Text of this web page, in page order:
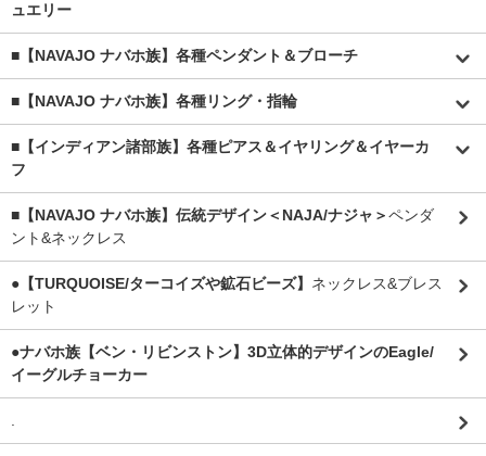
ュエリー
■【NAVAJO ナバホ族】各種ペンダント＆ブローチ
■【NAVAJO ナバホ族】各種リング・指輪
■【インディアン諸部族】各種ピアス＆イヤリング＆イヤーカ
フ
■【NAVAJO ナバホ族】伝統デザイン＜NAJA/ナジャ＞ペンダ
ント&ネックレス
●【TURQUOISE/ターコイズや鉱石ビーズ】 ネックレス&ブレス
レット
●ナバホ族【ベン・リビンストン】3D立体的デザインのEagle/
イーグルチョーカー
.